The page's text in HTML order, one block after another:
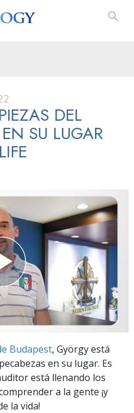
DEL
SU LUGAR
Budapest, György está
en su lugar. Es
está llenando los
a la gente ¡y
la vida!